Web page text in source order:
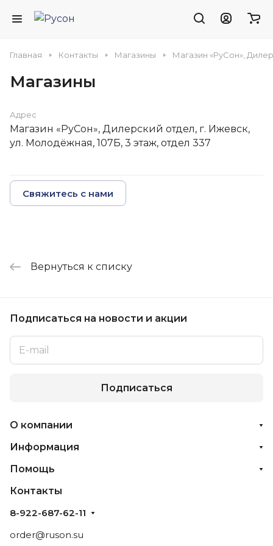
Главная Контакты Магазины Магазин «РуCон»,
Магазины
Адрес
Магазин «РуCон», Дилерский отдел, г. Ижевск,
ул. Молодёжная, 107Б, 3 этаж, отдел 337
Свяжитесь с нами
Вернуться к списку
Подписаться на новости и акции
Подписаться
О компании
Информация
Помощь
Контакты
8-922-687-62-11
order@ruson.su